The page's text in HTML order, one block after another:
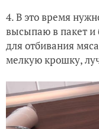
4. В это время
высыпаю в пакет
для отбивания
мелкую крошку,